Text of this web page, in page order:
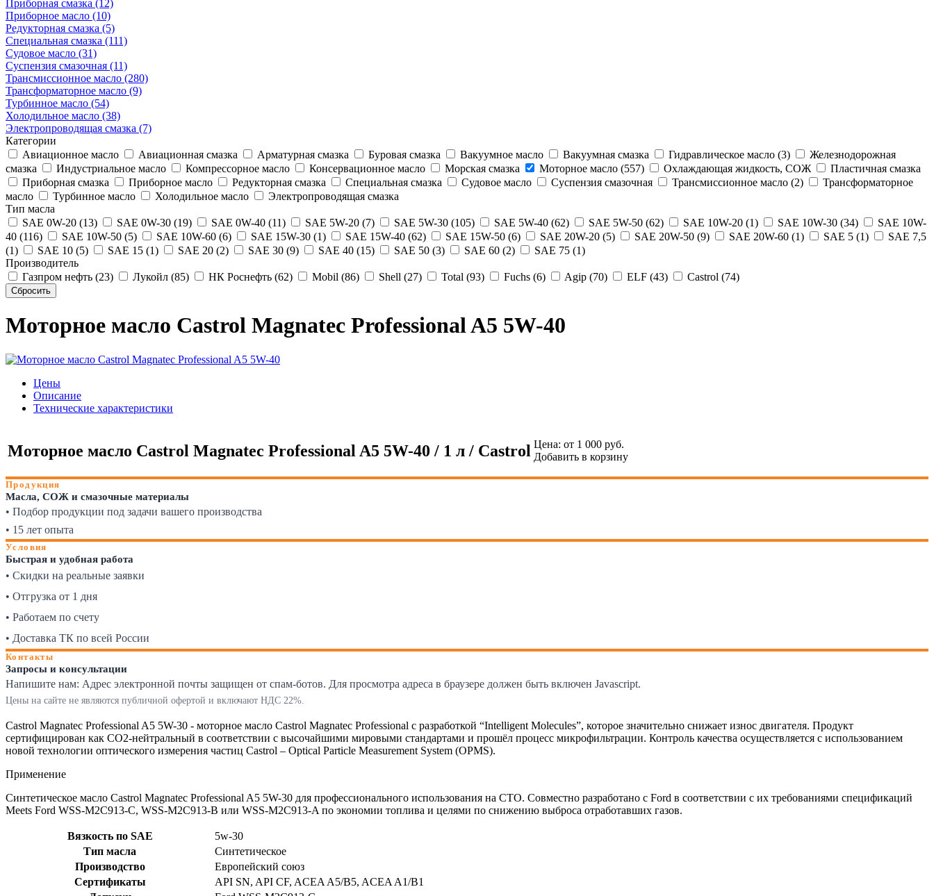
Приборная смазка (12)
Приборное масло (10)
Редукторная смазка (5)
Специальная смазка (111)
Судовое масло (31)
Суспензия смазочная (11)
Трансмиссионное масло (280)
Трансформаторное масло (9)
Турбинное масло (54)
Холодильное масло (38)
Электропроводящая смазка (7)
Категории
Авиационное масло
Авиационная смазка Арматурная смазка Буровая смазка Вакуумное масло Вакуумная смазка Гидравлическое масло (3)
Железнодорожная
смазка
Индустриальное масло Компрессорное масло Консервационное масло Морская смазка Моторное масло (557) Охлаждающая жидкость, СОЖ
Пластичная смазка
Приборная смазка
Приборное масло Редукторная смазка Специальная смазка Судовое масло Суспензия смазочная Трансмиссионное масло (2)
Трансформаторное
масло
Турбинное масло Холодильное масло
Электропроводящая смазка
Тип масла
SAE 0W-20 (13)
SAE 0W-30 (19) SAE 0W-40 (11) SAE 5W-20 (7) SAE 5W-30 (105) SAE 5W-40 (62) SAE 5W-50 (62) SAE 10W-20 (1) SAE 10W-30 (34)
SAE 10W-
40 (116)
SAE 10W-50 (5) SAE 10W-60 (6) SAE 15W-30 (1) SAE 15W-40 (62) SAE 15W-50 (6) SAE 20W-20 (5) SAE 20W-50 (9) SAE 20W-60 (1) SAE 5 (1)
SAE 7,5
(1)
SAE 10 (5) SAE 15 (1) SAE 20 (2) SAE 30 (9) SAE 40 (15) SAE 50 (3) SAE 60 (2)
SAE 75 (1)
Производитель
Газпром нефть (23)
Лукойл (85) НК Роснефть (62) Mobil (86) Shell (27) Total (93) Fuchs (6) Agip (70) ELF (43) Castrol (74)
Моторное масло Castrol Magnatec Professional A5 5W-40
Цены
Описание
Технические характеристики
Моторное масло Castrol Magnatec Professional A5 5W-40 / 1 л / Castrol Цена: от 1 000 руб.
Добавить в корзину
Продукция
Масла, СОЖ и смазочные материалы
• Подбор продукции под задачи вашего производства
• 15 лет опыта
Условия
Быстрая и удобная работа
• Скидки на реальные заявки
• Отгрузка от 1 дня
• Работаем по счету
• Доставка ТК по всей России
Контакты
Запросы и консультации
Напишите нам: Адрес электронной почты защищен от спам-ботов. Для просмотра адреса в браузере должен быть включен Javascript.
Цены на сайте не являются публичной офертой и включают НДС 22%.
Castrol Magnatec Professional A5 5W-30 - моторное масло Castrol Magnatec Professional с разработкой “Intelligent Molecules”, которое значительно снижает износ двигателя. Продукт
сертифицирован как CO2-нейтральный в соответствии с высочайшими мировыми стандартами и прошёл процесс микрофильтрации. Контроль качества осуществляется с использованием
новой технологии оптического измерения частиц Castrol – Optical Particle Measurement System (OPMS).
Применение
Синтетическое масло Castrol Magnatec Professional A5 5W-30 для профессионального использования на СТО. Совместно разработано с Ford в соответствии с их требованиями спецификаций
Meets Ford WSS-M2C913-C, WSS-M2C913-B или WSS-M2C913-A по экономии топлива и целями по снижению выброса отработавших газов.
Вязкость по SAE
5w-30
Тип масла
Синтетическое
Производство
Европейский союз
Сертификаты
API SN, API CF, ACEA A5/B5, ACEA A1/B1